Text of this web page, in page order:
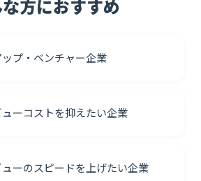
方におすすめ
プ・ベンチャー企業
ーコストを抑えたい企業
ーのスピードを上げたい企業